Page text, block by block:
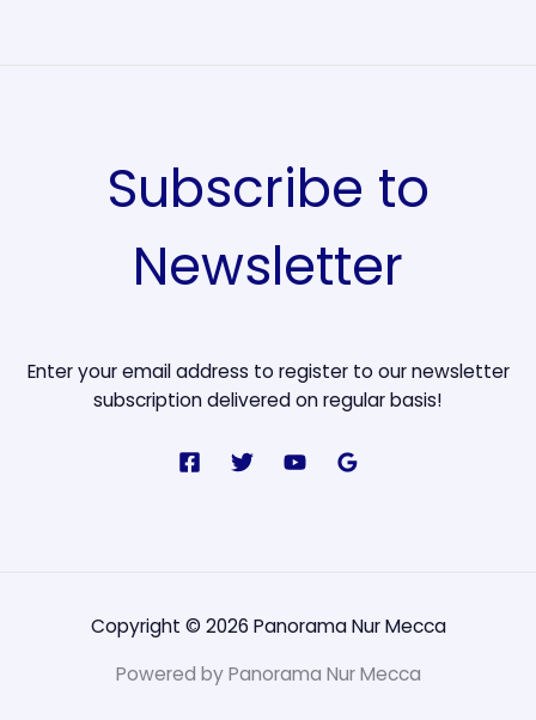
Subscribe to
Newsletter
Enter your email address to register to our newsletter
subscription delivered on regular basis!
Copyright © 2026 Panorama Nur Mecca
Powered by Panorama Nur Mecca